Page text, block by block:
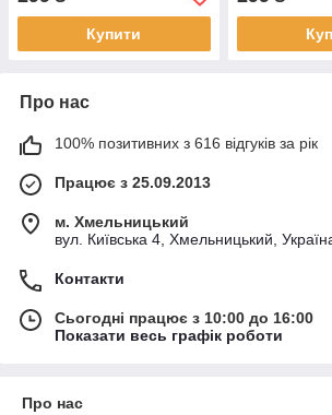
Купити
Про нас
100% позитивних з 616 відгуків за рік
Працює з 25.09.2013
м. Хмельницький
вул. Київська 4, Хмельницький,
Контакти
Сьогодні працює з 10:00 до 16:00
Показати весь графік роботи
Про нас